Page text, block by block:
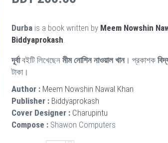
Durba is a book written by Meem Nowshin
Biddyaprokash.
দূর্বাবইটি লিখেছেন মীম নোশিন নাওয়াল খান। প্রকাশক
টাকা।
Author : Meem Nowshin Nawal Khan
Publisher : Biddyaprokash
Cover Designer : Charupintu
Compose : Shawon Computers